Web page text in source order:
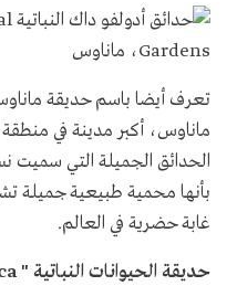
تعرف أيضا باسم حديقة ماناوس
ماناوس، أكبر مدينة في منطقة
الحدائق الجميلة التي سميت
غابة حضرية في العالم.
حديقة الحيوانات النباتية "